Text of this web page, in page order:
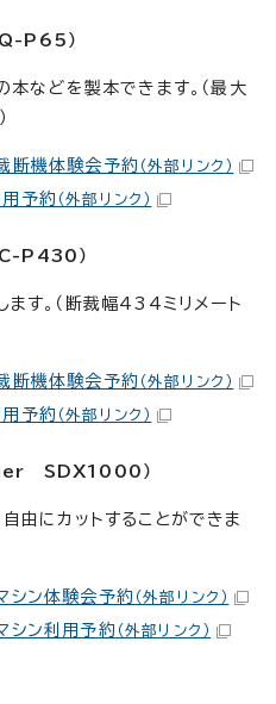
P65）
本などを製本できます。（最大
断機体験会予約 （外部リンク）
用予約 （外部リンク）
P430）
す。（断裁幅434ミリメート
断機体験会予約 （外部リンク）
用予約 （外部リンク）
SDX1000）
由にカットすることができま
シン体験会予約 （外部リンク）
シン利用予約 （外部リンク）